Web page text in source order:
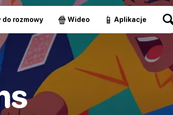
do rozmowy 🍿 Wideo 📱 Aplikacje